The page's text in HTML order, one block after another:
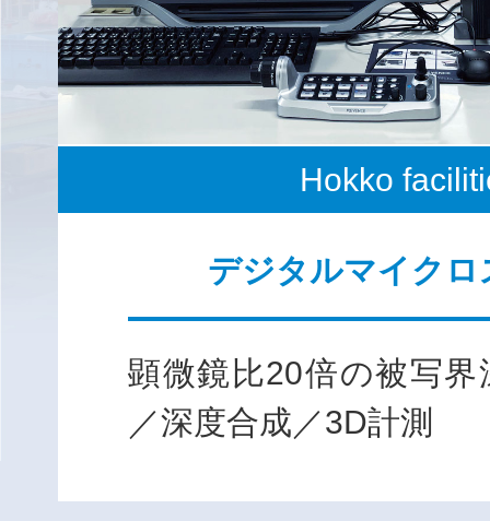
Hokko
デジタルマイクロ
顕微鏡比20倍の被写界
／深度合成／3D計測